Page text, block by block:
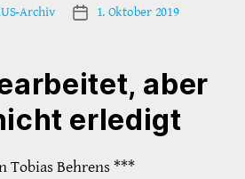
Archiv Veröffentlichungsdatum
1. Oktober 2019
aber
erledigt
Tobias Behrens ***